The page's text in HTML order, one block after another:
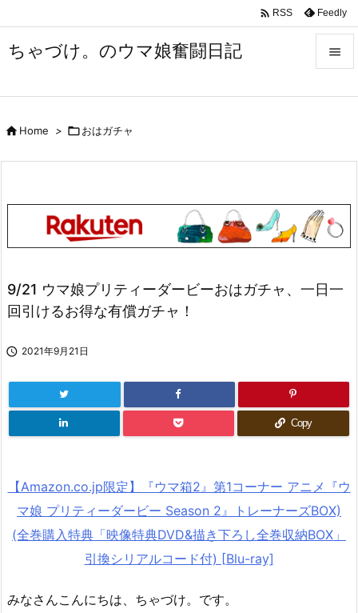
ちゃづけ。のウマ娘奮闘日記 


Next

 RSS Feedly
Home > おはガチャ
9/21 ウマ娘プリティーダービーおはガチャ、一日一
回引けるお得な有償ガチャ！
 2021年9月21日
Copy
【Amazon.co.jp限定】『ウマ箱2』第1コーナー アニメ『ウ
マ娘 プリティーダービー Season 2』トレーナーズBOX)
(全巻購入特典「映像特典DVD&描き下ろし全巻収納BOX」
引換シリアルコード付) [Blu-ray]
みなさんこんにちは、ちゃづけ。です。